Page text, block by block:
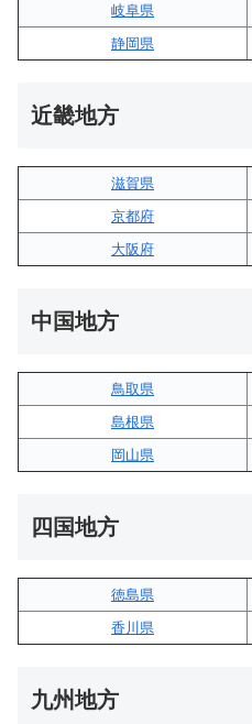
岐阜県
静岡県
近畿地方
滋賀県
京都府
大阪府
中国地方
鳥取県
島根県
岡山県
四国地方
徳島県
香川県
九州地方